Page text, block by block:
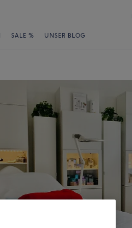
SALE % UNSER BLOG